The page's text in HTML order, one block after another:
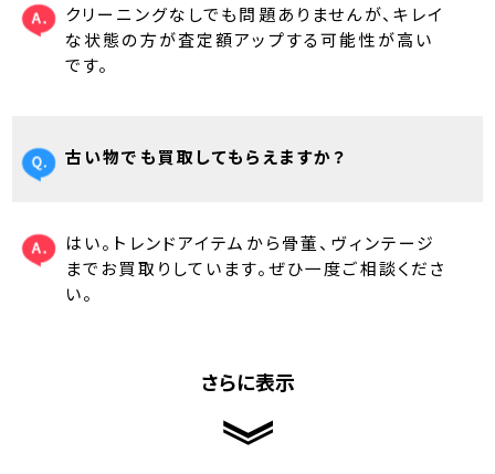
クリーニングなしでも問題ありませんが、キレイ
な状態の方が査定額アップする可能性が高い
です。
古い物でも買取してもらえますか？
はい。トレンドアイテムから骨董、ヴィンテージ
までお買取りしています。ぜひ一度ご相談くださ
い。
さらに表示